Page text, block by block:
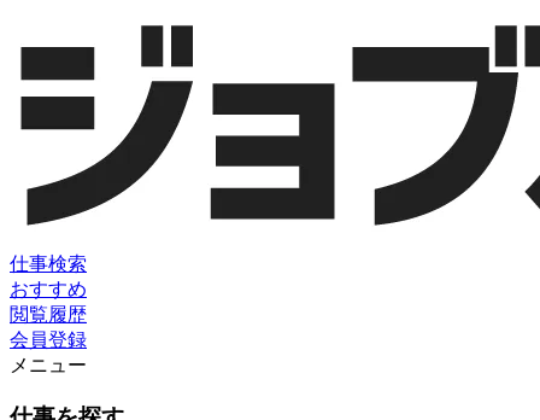
仕事検索
おすすめ
閲覧履歴
会員登録
メニュー